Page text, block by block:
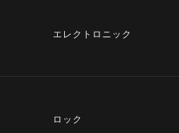
エレクトロニック
ロック